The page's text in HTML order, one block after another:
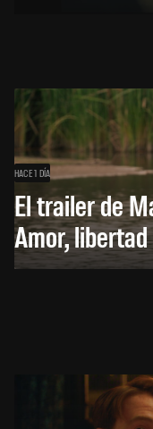
HACE 1 DÍA
El trailer de
Amor,